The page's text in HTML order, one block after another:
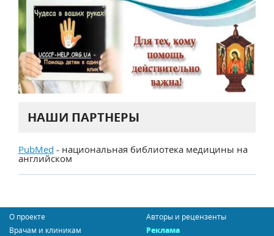
НАШИ ПАРТНЕРЫ
PubMed - национальная библиотека медицины на
английском
О проекте
Авторы и рецензенты
Врачам и клиникам
Реклама